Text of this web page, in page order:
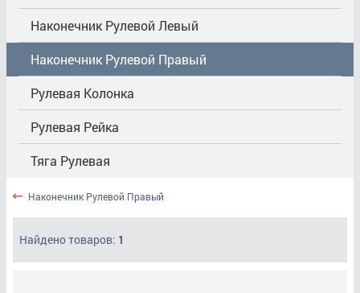
Наконечник Рулевой Левый
Наконечник Рулевой Правый
Рулевая Колонка
Рулевая Рейка
Тяга Рулевая
Наконечник Рулевой Правый
Найдено товаров: 1